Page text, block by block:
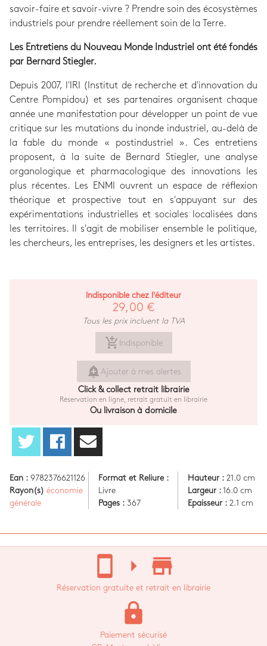
savoir-faire et savoir-vivre ? Prendre soin des écosystèmes
industriels pour prendre réellement soin de la Terre.
Les Entretiens du Nouveau Monde Industriel ont été fondés
par Bernard Stiegler.
Depuis 2007, l'IRI (Institut de recherche et d'innovation du
Centre Pompidou) et ses partenaires organisent chaque
année une manifestation pour développer un point de vue
critique sur les mutations du inonde industriel, au-delà de
la fable du monde « postindustriel ». Ces entretiens
proposent, à la suite de Bernard Stiegler, une analyse
organologique et pharmacologique des innovations les
plus récentes. Les ENMI ouvrent un espace de réflexion
théorique et prospective tout en s'appuyant sur des
expérimentations industrielles et sociales localisées dans
les territoires. Il s'agit de mobiliser ensemble le politique,
les chercheurs, les entreprises, les designers et les artistes.
Indisponible chez l'éditeur
29,00 €
Tous les prix incluent la TVA
add_shopping_cart Indisponible
add_alert Ajouter à mes alertes
Click & collect retrait librairie
Réservation en ligne, retrait gratuit en librairie
Ou livraison à domicile
Ean : 9782376621126
Rayon(s) économie
générale
Format et Reliure :
Livre
Pages : 367
Hauteur :21.0 cm
Largeur :16.0 cm
Epaisseur :2.1 cm
stay_current_portrait arrow_right store_mall_directory
Réservation gratuite et retrait en librairie
lock
Paiement sécurisé